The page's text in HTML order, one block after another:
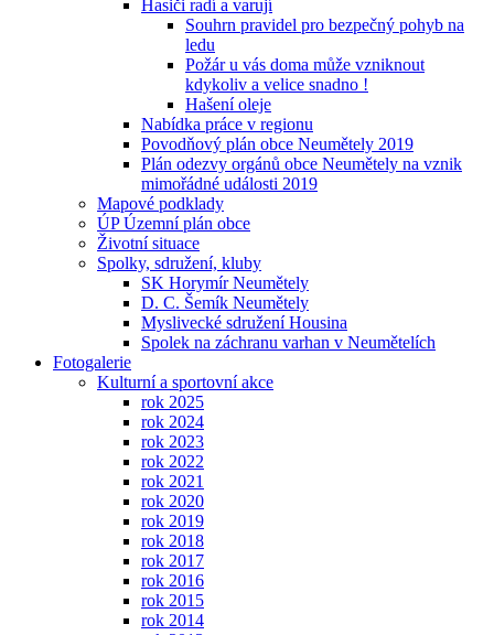
Hasiči radí a varují
Souhrn pravidel pro bezpečný pohyb na
ledu
Požár u vás doma může vzniknout
kdykoliv a velice snadno !
Hašení oleje
Nabídka práce v regionu
Povodňový plán obce Neumětely 2019
Plán odezvy orgánů obce Neumětely na vznik
mimořádné události 2019
Mapové podklady
ÚP Územní plán obce
Životní situace
Spolky, sdružení, kluby
SK Horymír Neumětely
D. C. Šemík Neumětely
Myslivecké sdružení Housina
Spolek na záchranu varhan v Neumětelích
Fotogalerie
Kulturní a sportovní akce
rok 2025
rok 2024
rok 2023
rok 2022
rok 2021
rok 2020
rok 2019
rok 2018
rok 2017
rok 2016
rok 2015
rok 2014